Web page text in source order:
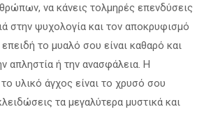
να κάνεις τολμηρές επενδύσεις
στην ψυχολογία και τον αποκρυφισμό
το μυαλό σου είναι καθαρό και
απληστία ή την ανασφάλεια. Η
υλικό άγχος είναι το χρυσό σου
τα μεγαλύτερα μυστικά και